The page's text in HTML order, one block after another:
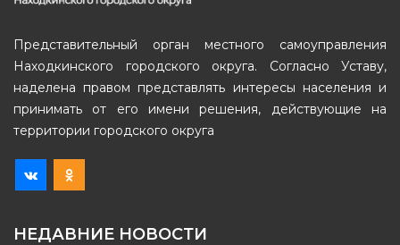
Представительный орган местного самоуправления
Находкинского городского округа. Согласно Уставу,
наделена правом представлять интересы населения и
принимать от его имени решения, действующие на
территории городского округа
НЕДАВНИЕ НОВОСТИ